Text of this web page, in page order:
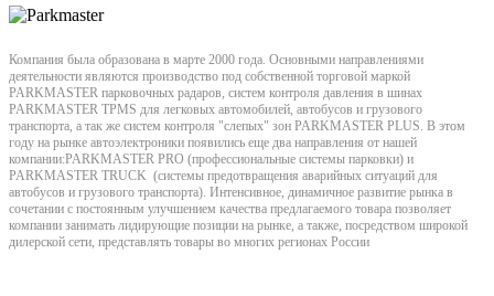
Компания была образована в марте 2000 года. Основными направлениями
деятельности являются производство под собственной торговой маркой
PARKMASTER парковочных радаров, систем контроля давления в шинах
PARKMASTER TPMS для легковых автомобилей, автобусов и грузового
транспорта, а так же систем контроля "слепых" зон PARKMASTER PLUS. В этом
году на рынке автоэлектроники появились еще два направления от нашей
компании:PARKMASTER PRO (профессиональные системы парковки) и
PARKMASTER TRUCK (системы предотвращения аварийных ситуаций для
автобусов и грузового транспорта). Интенсивное, динамичное развитие рынка в
сочетании с постоянным улучшением качества предлагаемого товара позволяет
компании занимать лидирующие позиции на рынке, а также, посредством широкой
дилерской сети, представлять товары во многих регионах России